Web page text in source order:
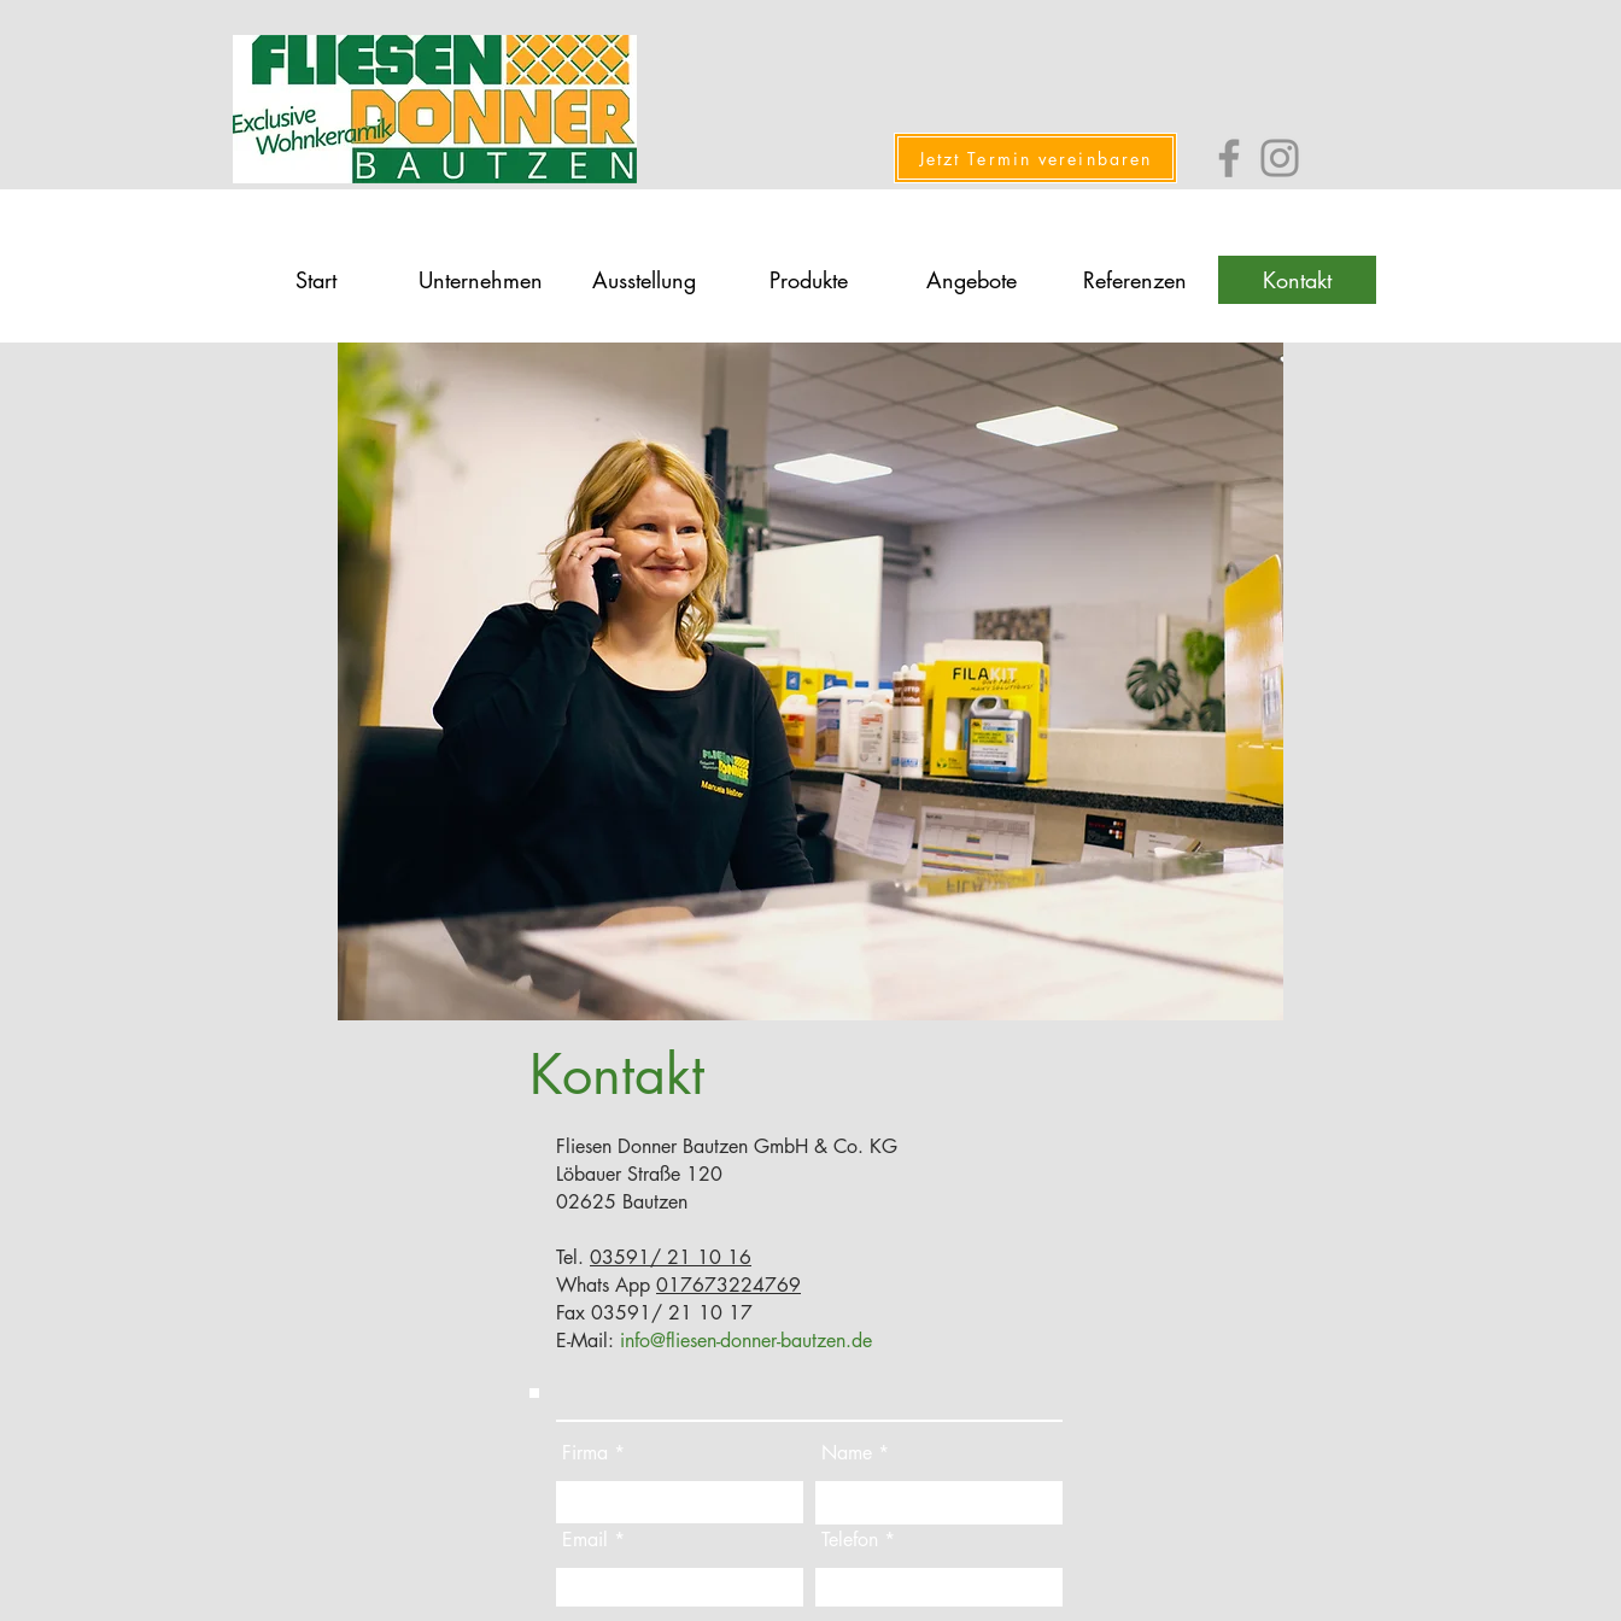
Jetzt Termin vereinbaren
Start Unternehmen Ausstellung Produkte Angebote Referenzen Kontakt
Kontakt
Fliesen Donner Bautzen GmbH & Co. KG
Löbauer Straße 120
02625 Bautzen
Tel. 03591/ 21 10 16
Whats App 017673224769
Fax 03591/ 21 10 17
E-Mail: info@fliesen-donner-bautzen.de
Firma
Email
Name
Telefon